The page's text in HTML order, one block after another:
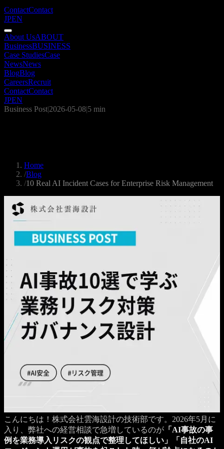
ContactContact
JPEN
About UsABOUT
BusinessBUSINESS
Case StudiesCase
NewsNews
BlogBlog
CareersRecruit
ContactContact
JPEN
Business Post|2026-05-08|5 min
Home
/Blog
/10 Real AI Incident Cases for Enterprise Risk Management
こんにちは！株式会社雲海設計の技術部です。2026年5月に
入り、弊社への経営相談で急増しているのが 「AI事故の事
例を業務導入リスクの観点で整理してほしい」「自社のAI